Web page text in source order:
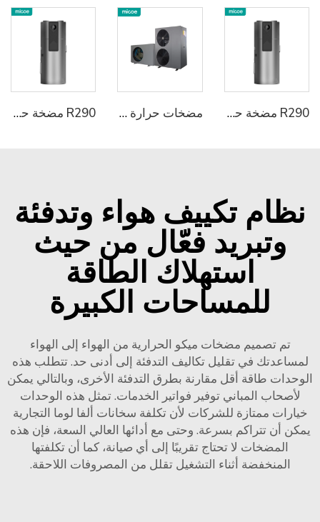
R290 مضخة حرارة متكاملة لتسخين المياه مضخات حرارة متعددة الوظائف R290 A+++ حل تسخيف وتبريد + مياه ساخنة منزلية جاهزة لـ SG 6KW/12KW/18KW R290 مضخة حرارة متكاملة لتسخين المياه
نظام تكييف هواء وتدفئة
وتبريد فعّال من حيث
استهلاك الطاقة
للمساحات الكبيرة
تم تصميم مضخات ميكو الحرارية من الهواء إلى الهواء
لمساعدتك في تقليل تكاليف التدفئة إلى أدنى حد. تتطلب هذه
الوحدات طاقة أقل مقارنة بطرق التدفئة الأخرى، وبالتالي يمكن
لأصحاب المباني توفير فواتير الخدمات. تمثل هذه الوحدات
خيارات ممتازة للشركات لأن تكلفة سخانات ألفا لوما التجارية
يمكن أن تتراكم بسرعة. وحتى مع أدائها العالي السعة، فإن هذه
المضخات لا تحتاج تقريبًا إلى أي صيانة، كما أن تكلفتها
المنخفضة أثناء التشغيل تقلل من المصروفات اللاحقة.